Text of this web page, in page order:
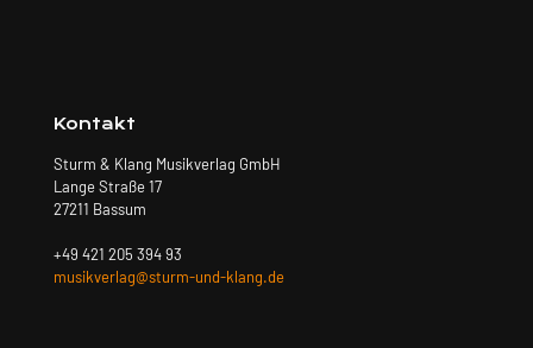
Kontakt
Sturm & Klang Musikverlag GmbH
Lange Straße 17
27211 Bassum
+49 421 205 394 93
musikverlag@sturm-und-klang.de